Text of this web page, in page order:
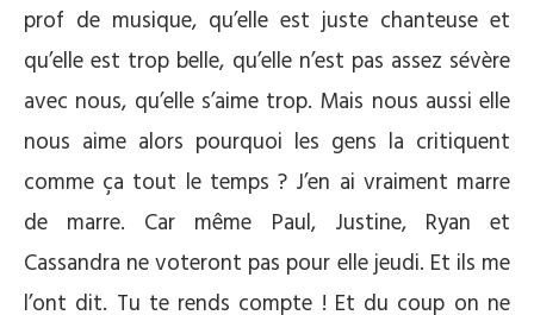
prof de musique, qu’elle est juste chanteuse et
qu’elle est trop belle, qu’elle n’est pas assez sévère
avec nous, qu’elle s’aime trop. Mais nous aussi elle
nous aime alors pourquoi les gens la critiquent
comme ça tout le temps ? J’en ai vraiment marre
de marre. Car même Paul, Justine, Ryan et
Cassandra ne voteront pas pour elle jeudi. Et ils me
l’ont dit. Tu te rends compte ! Et du coup on ne